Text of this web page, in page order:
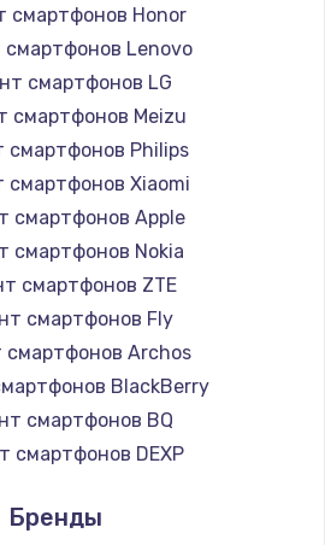
Заказать
от пыли
990 руб.
Заказать
жесткого диска
875 руб.
Заказать
драйверов
875 руб.
Заказать
вебкамеры
смартфонов Honor
смартфонов Lenovo
смартфонов LG
смартфонов Meizu
смартфонов Philips
смартфонов Xiaomi
смартфонов Apple
смартфонов Nokia
смартфонов ZTE
смартфонов Fly
смартфонов Archos
BlackBerry
смартфонов BQ
смартфонов DEXP
смартфонов Ginzzu
Бренды